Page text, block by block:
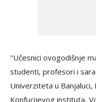
"Učesnici ovogodišnje
studenti, profesori i
Univerziteta u Banjaluci,
Konfucijevog instituta,